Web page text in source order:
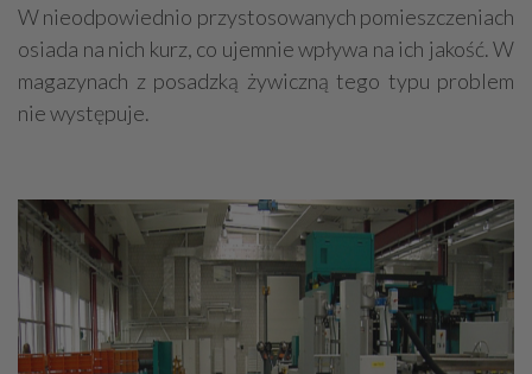
W nieodpowiednio przystosowanych pomieszczeniach
osiada na nich kurz, co ujemnie wpływa na ich jakość. W
magazynach z posadzką żywiczną tego typu problem
nie występuje.